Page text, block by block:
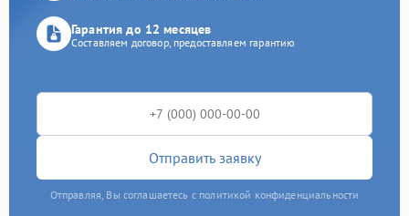
Гарантия до 12 месяцев
Составляем договор, предоставляем гарантию
Отправить заявку
Отправляя, Вы соглашаетесь с политикой конфиденциальности